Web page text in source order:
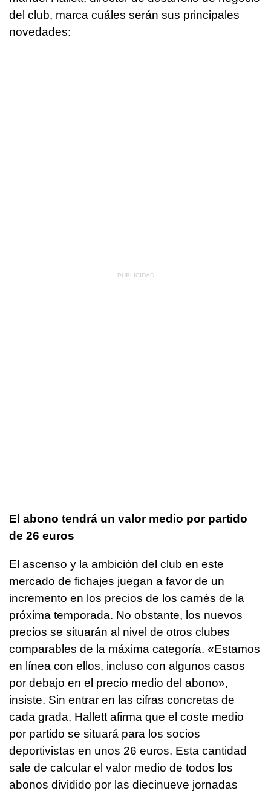
del club, marca cuáles serán sus principales
novedades:
El abono tendrá un valor medio por partido
de 26 euros
El ascenso y la ambición del club en este
mercado de fichajes juegan a favor de un
incremento en los precios de los carnés de la
próxima temporada. No obstante, los nuevos
precios se situarán al nivel de otros clubes
comparables de la máxima categoría. «Estamos
en línea con ellos, incluso con algunos casos
por debajo en el precio medio del abono»,
insiste. Sin entrar en las cifras concretas de
cada grada, Hallett afirma que el coste medio
por partido se situará para los socios
deportivistas en unos 26 euros. Esta cantidad
sale de calcular el valor medio de todos los
abonos dividido por las diecinueve jornadas